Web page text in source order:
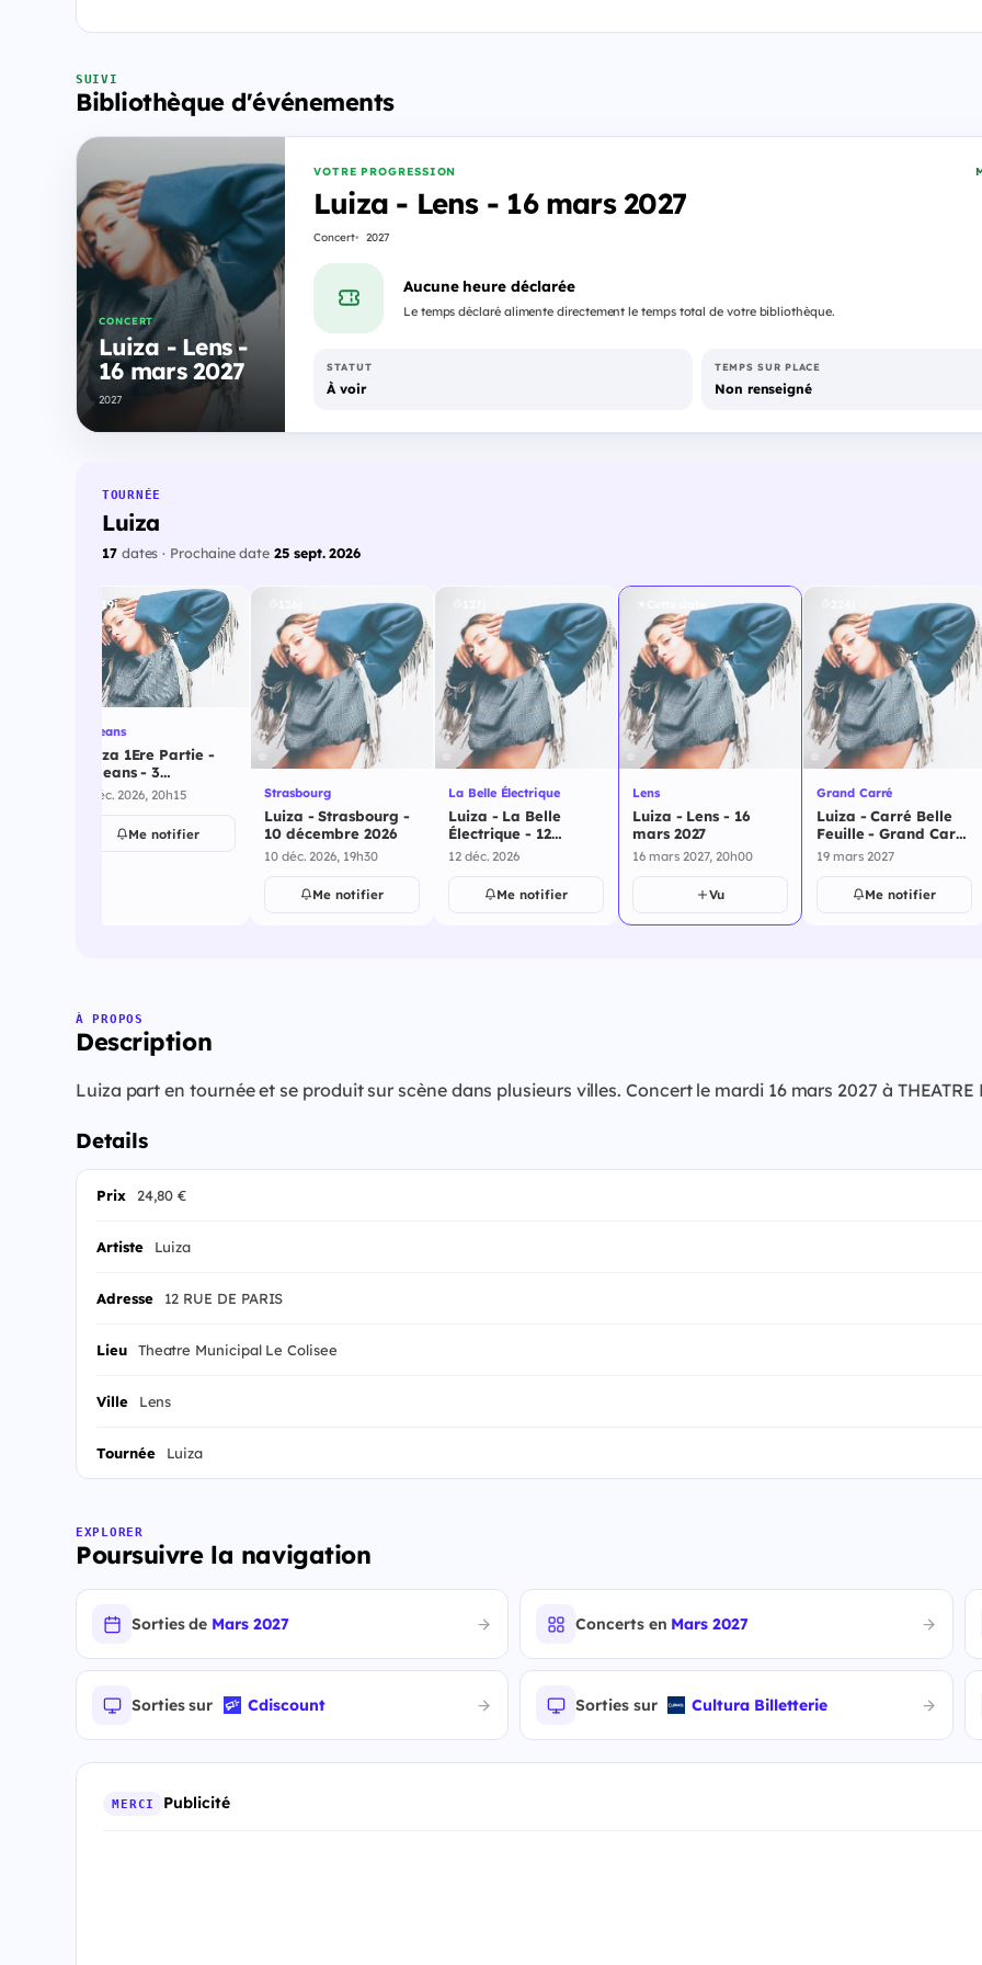
SUIVI
Bibliothèque d'événements
CONCERT
Luiza - Lens -
16 mars 2027
2027
VOTRE PROGRESSION
Luiza - Lens - 16 mars 2027
Concert 2027
Aucune heure déclarée
Le temps déclaré alimente directement le temps total de votre bibliothèque.
STATUT
À voir
TEMPS SUR PLACE
Non renseigné
TOURNÉE
Luiza
17dates · Prochaine date25 sept. 2026
119j
Orleans
Luiza 1Ere Partie -
Orleans - 3
décembre 2026
3 déc. 2026, 20h15
Me notifier
Strasbourg
Luiza - Strasbourg -
10 décembre 2026
10 déc. 2026, 19h30
Me notifier
La Belle Électrique
Luiza - La Belle
Électrique - 12
décembre 2026
12 déc. 2026
Me notifier
Lens
Luiza - Lens - 16
mars 2027
16 mars 2027, 20h00
Vu
Grand Carré
Luiza - Carré Belle
Feuille - Grand Carré
- 19 mars 2027
19 mars 2027
Me notifier
À PROPOS
Description
Luiza part en tournée et se produit sur scène dans plusieurs villes. Concert le mardi 16 mars 2027 à
Details
Prix 24,80 €
Artiste Luiza
Adresse 12 RUE DE PARIS
Lieu Theatre Municipal Le Colisee
Ville Lens
Tournée Luiza
EXPLORER
Poursuivre la navigation
Sorties de Mars 2027 Concerts en Mars 2027
Sorties sur Cdiscount Sorties sur Cultura Billetterie
MERCI Publicité